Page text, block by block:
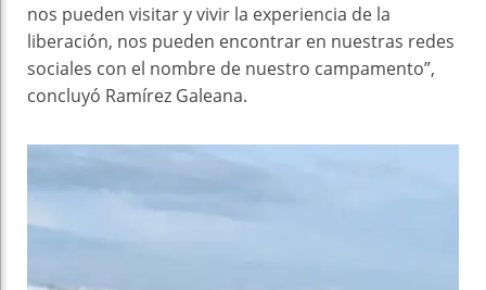
nos pueden visitar y vivir la experiencia de la
liberación, nos pueden encontrar en nuestras redes
sociales con el nombre de nuestro campamento”,
concluyó Ramírez Galeana.